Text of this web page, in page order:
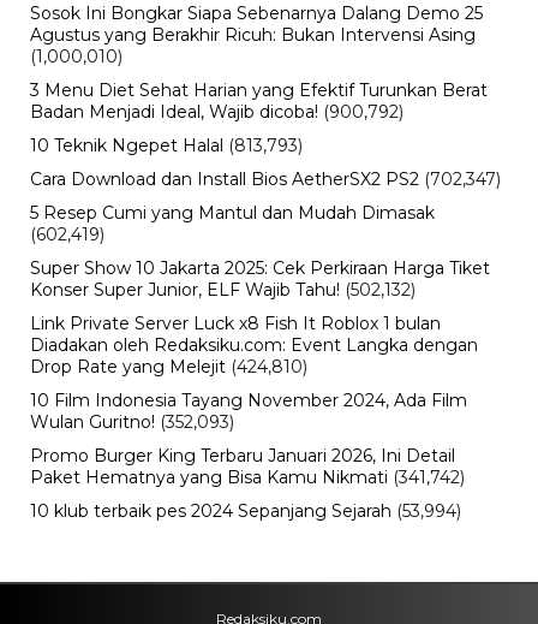
Sosok Ini Bongkar Siapa Sebenarnya Dalang Demo 25
Agustus yang Berakhir Ricuh: Bukan Intervensi Asing
(1,000,010)
3 Menu Diet Sehat Harian yang Efektif Turunkan Berat
Badan Menjadi Ideal, Wajib dicoba! (900,792)
10 Teknik Ngepet Halal (813,793)
Cara Download dan Install Bios AetherSX2 PS2 (702,347)
5 Resep Cumi yang Mantul dan Mudah Dimasak
(602,419)
Super Show 10 Jakarta 2025: Cek Perkiraan Harga Tiket
Konser Super Junior, ELF Wajib Tahu! (502,132)
Link Private Server Luck x8 Fish It Roblox 1 bulan
Diadakan oleh Redaksiku.com: Event Langka dengan
Drop Rate yang Melejit (424,810)
10 Film Indonesia Tayang November 2024, Ada Film
Wulan Guritno! (352,093)
Promo Burger King Terbaru Januari 2026, Ini Detail
Paket Hematnya yang Bisa Kamu Nikmati (341,742)
10 klub terbaik pes 2024 Sepanjang Sejarah (53,994)
Redaksiku.com